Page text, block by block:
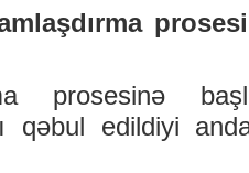
prosesinə
qəbul edildiyi